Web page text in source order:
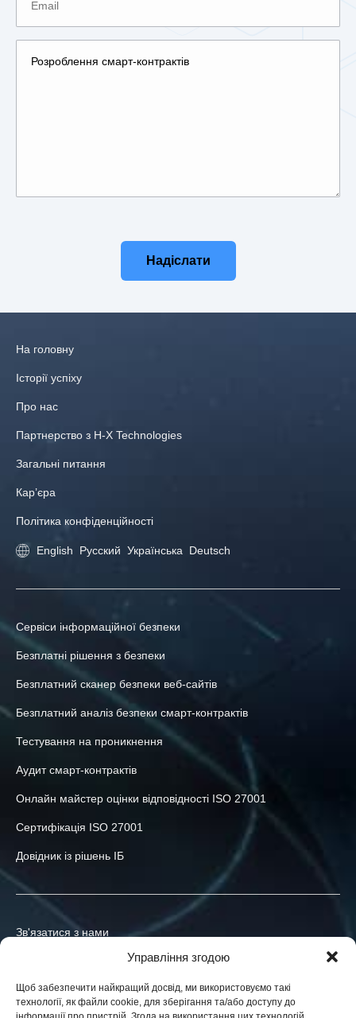
Управління згодою
Щоб забезпечити найкращий досвід, ми використовуємо такі
технології, як файли cookie, для зберігання та/або доступу до
Надіслати
На головну
Історії успіху
Про нас
Партнерство з H-X Technologies
Загальні питання
Кар’єра
Політика конфіденційності
English Русский Українська Deutsch
Сервіси інформаційної безпеки
Безплатні рішення з безпеки
Безплатний сканер безпеки веб-сайтів
Безплатний аналіз безпеки смарт-контрактів
Тестування на проникнення
Аудит смарт-контрактів
Онлайн майстер оцінки відповідності ISO 27001
Сертифікація ISO 27001
Довідник із рішень ІБ
Зв'язатися з нами
info@h-x.technology